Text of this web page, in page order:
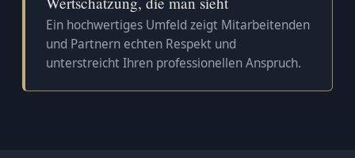
Ein hochwertiges Umfeld zeigt Mitarbeitenden
und Partnern echten Respekt und
unterstreicht Ihren professionellen Anspruch.